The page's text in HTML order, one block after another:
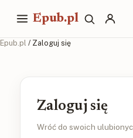
Epub.pl
Epub.pl / Zaloguj się
Zaloguj się
Wróć do swoich